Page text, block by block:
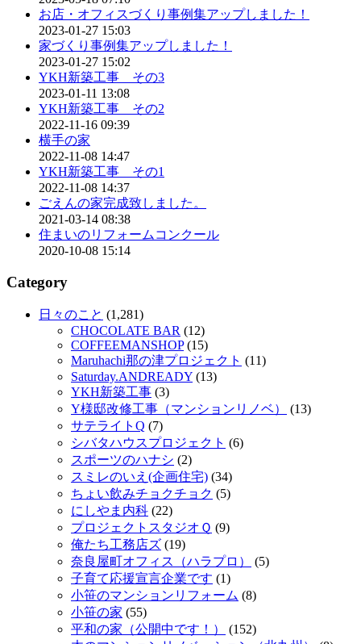
お店・オフィスづくり事例集アップしました！
2023-01-27 15:03
家づくり事例集アップしました！
2023-01-27 15:02
YKH新築工事 その3
2023-01-11 13:08
YKH新築工事 その2
2022-11-16 09:39
横手の家
2022-11-08 14:47
YKH新築工事 その1
2022-11-08 14:37
ごえんの家完成致しました。
2021-03-14 08:38
住まいのリフォームコンクール
2020-10-08 15:14
Category
日々のこと (1,281)
CHOCOLATE BAR (12)
COFFEEMANSHOP(15)
Maruhachi那の津プロジェクト (11)
Saturday.ANDREADY (13)
YKH新築工事 (3)
Y様邸改修工事（マンションリノベ）
(13)
サテライトQ (7)
シバタハウスプロジェクト (6)
スポーツのハナシ (2)
スミレのいえ(企画住宅) (34)
ちょい飲みチョクチョク (5)
にしやま内科 (22)
プロジェクトスタジオＱ (9)
俺たち工務店ズ (19)
奈良屋町オフィス（ハラプロ）
(5)
子育て応援宣言企業です (1)
小笹のマンションリフォーム (8)
小笹の家 (55)
平和の家（公開中です！）
(152)